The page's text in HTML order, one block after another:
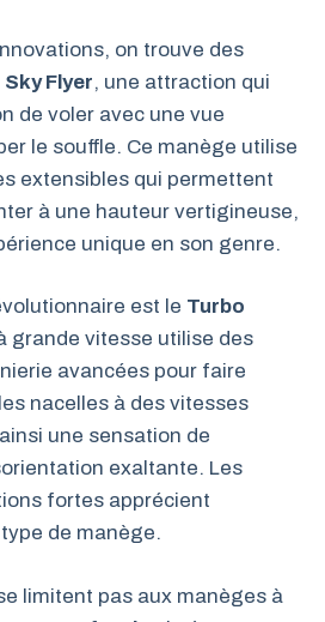
on trouve des
Sky Flyer, une attraction qui
de voler avec une vue
le souffle. Ce manège utilise
extensibles qui permettent
à une hauteur vertigineuse,
unique en son genre.
est le Turbo
grande vitesse utilise des
avancées pour faire
nacelles à des vitesses
une sensation de
exaltante. Les
fortes apprécient
de manège.
limitent pas aux manèges à